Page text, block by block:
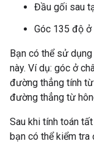
Đầu gối sau
Góc 135 độ ở
Bạn có thể sử
này. Ví dụ: góc ở
đường thẳng tính
đường thẳng từ
Sau khi tính toán
bạn có thể kiểm tra